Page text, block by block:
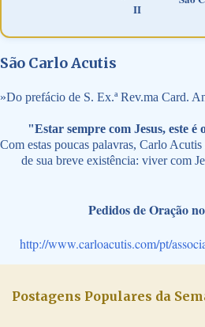
II
São Carlo Acutis
»Do prefácio de S. Ex.ª Rev.ma Card.
"Estar sempre com Jesus, este
Com estas poucas palavras, Carlo
de sua breve existência: viver com
Pedidos de Oração
http://www.carloacutis.com/pt/
Postagens Populares da